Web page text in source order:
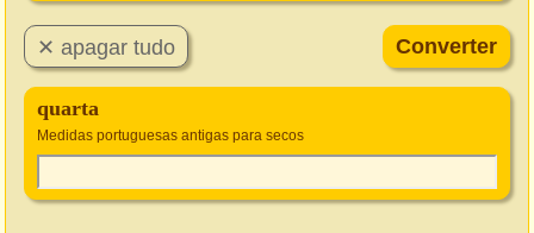
quarta
Medidas portuguesas antigas para secos